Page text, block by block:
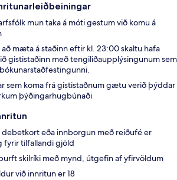
mun taka á móti gestum við komu á
mæta á staðinn eftir kl. 23:00 skaltu hafa
gististaðinn með tengiliðaupplýsingunum sem
sem koma frá gististaðnum gætu verið þýddar
þýðingarhugbúnaði
eða innborgun með reiðufé er
fyrir tilfallandi gjöld
skilríki með mynd, útgefin af yfirvöldum
við innritun er 18